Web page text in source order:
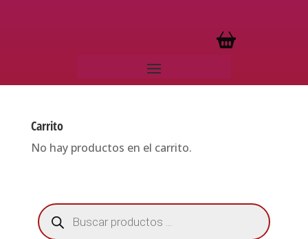
Carrito
No hay productos en el carrito.
Búsqueda
de
productos